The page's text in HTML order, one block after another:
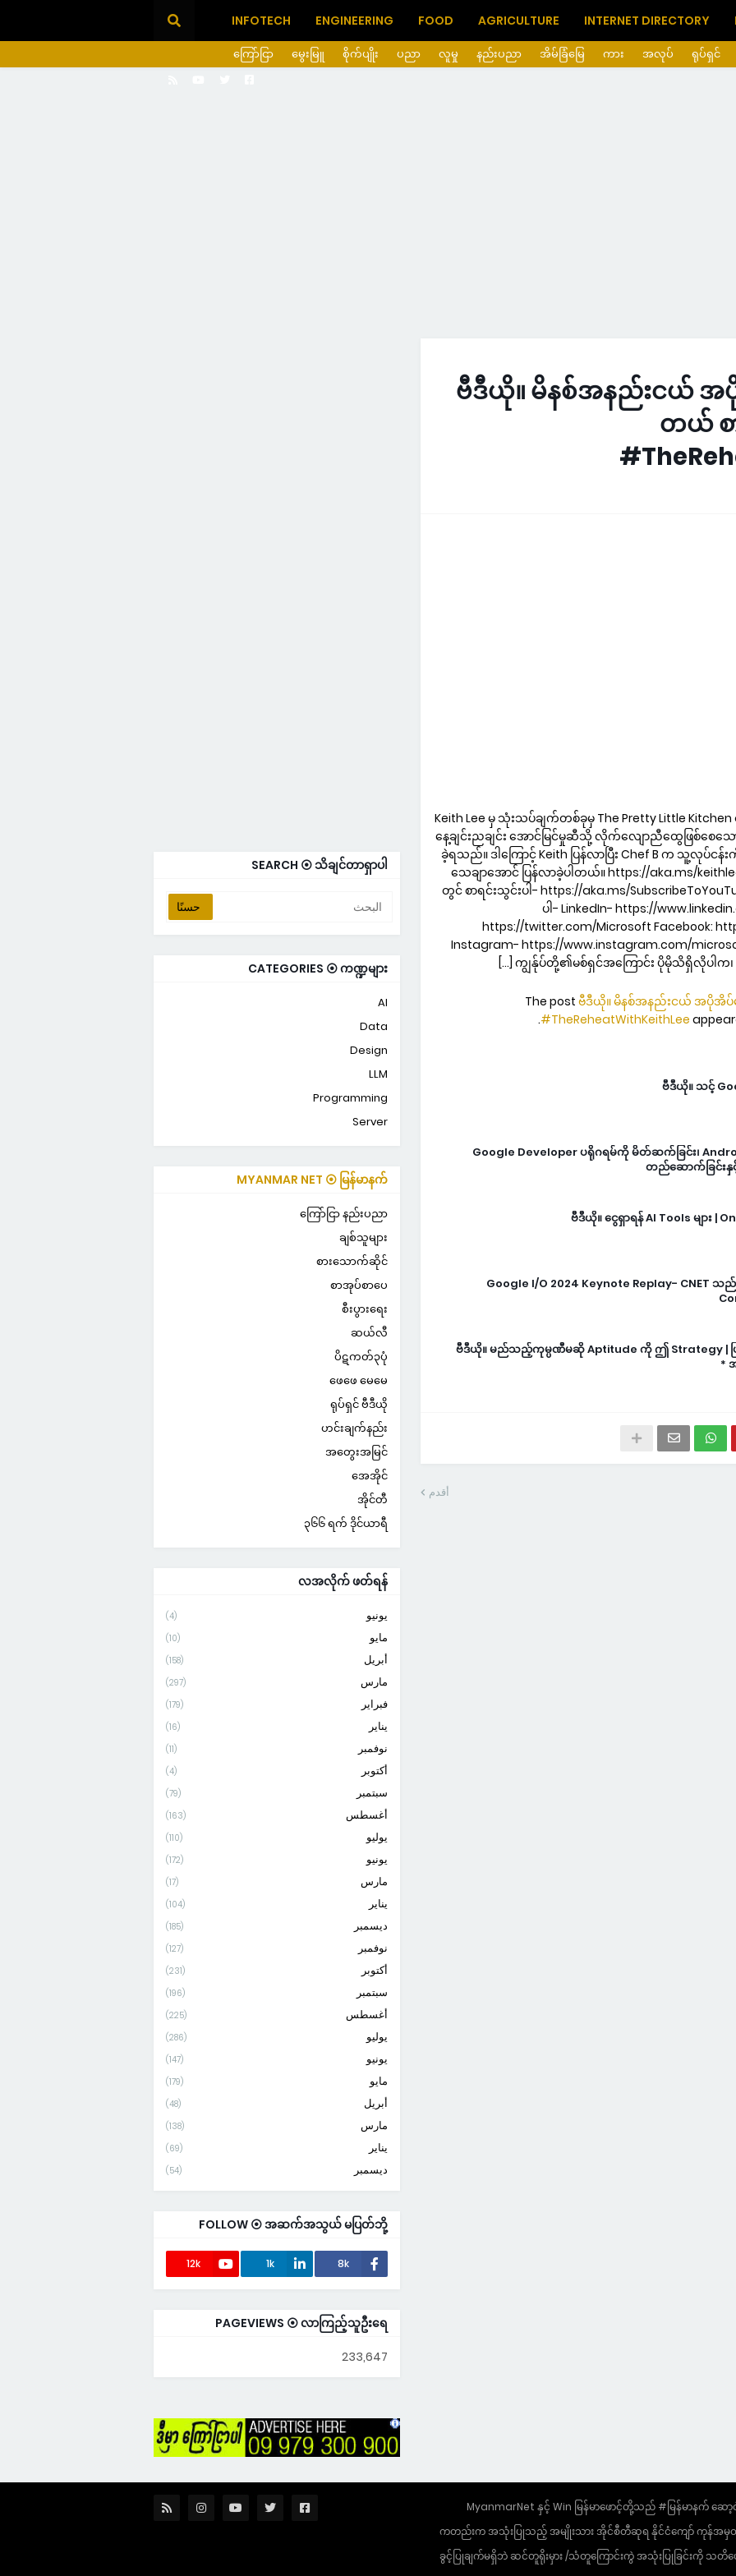
INTERNET DIRECTORY
AGRICULTURE
FOOD
ENGINEERING
INFOTECH
ရုပ်ရှင်
အလုပ်
ကား
အိမ်ခြံမြေ
နည်းပညာ
လူမှု
ပညာ
စိုက်ပျိုး
မွေးမြူ
ကြော်ငြာ
ဗီဒီယို။ မိနစ်အနည်းငယ် အ
တယ် စ
Keith Lee မှ သုံးသပ်ချက်တစ်ခုမှ The Pretty Little
နေ့ချင်းညချင်း အောင်မြင်မှုဆီသို့ လိုက်လျောညီထွေဖြစ်စေသေ
ခဲ့ရသည်။ ဒါကြောင့် Keith ပြန်လာပြီး Chef B က သူ့
သေချာအောင် ပြန်လာခဲ့ပါတယ်။ https://aka.ms/
တွင် စာရင်းသွင်းပါ- https://aka.ms/
ပါ- LinkedIn- https://
https://twitter.com/Microsoft Facebook:
Instagram- https://www.instagram.com/
ကျွန်ုပ်တို့၏မစ်ရှင်အကြောင်း ပိုမိုသိရှိလိုပါက၊
The post ဗီဒီယို။ မိနစ်အနည်းငယ် အပိုအိပ်မ
#TheReheatWithKeithLee
.
ဗီဒီယို။ သင့်
Google Developer ပရိုဂရမ်ကို မိတ်ဆက်ခြင်း၊
တည်ဆောက်ခြင်းနှင့်
ဗီဒီယို။ ငွေရှာရန် AI Tools များ |
Google I/O 2024 Keynote Replay- CNET
ဗီဒီယို။ မည်သည့်ကုမ္ပဏီမဆို Aptitude ကို ဤ Strategy | ဖ
أقدم
SEARCH ⦿ သိချင်တာရှာပါ
CATEGORIES ⦿ ကဏ္ဍများ
AI
Data
Design
LLM
Programming
Server
MYANMAR NET ⦿ မြန်မာနက်
ကြော်ငြာ နည်းပညာ
ချစ်သူများ
စားသောက်ဆိုင်
စာအုပ်စာပေ
စီးပွားရေး
ဆယ်လီ
ပိဋကတ်၃ပုံ
ဖေဖေ မေမေ
ရုပ်ရှင် ဗီဒီယို
ဟင်းချက်နည်း
အတွေးအမြင်
အေအိုင်
အိုင်တီ
၃၆၆ ရက် ဒိုင်ယာရီ
လအလိုက် ဖတ်ရန်
يونيو (4)
مايو (10)
أبريل (158)
مارس (297)
فبراير (179)
يناير (16)
نوفمبر (11)
أكتوبر (4)
سبتمبر (79)
أغسطس (163)
يوليو (110)
يونيو (172)
مارس (17)
يناير (104)
ديسمبر (185)
نوفمبر (127)
أكتوبر (231)
سبتمبر (196)
أغسطس (225)
يوليو (286)
يونيو (147)
مايو (179)
أبريل (48)
مارس (138)
يناير (69)
ديسمبر (54)
FOLLOW ⦿ အဆက်အသွယ် မပြတ်ဘို့
8k
1k
12k
PAGEVIEWS ⦿ လာကြည့်သူဦးရေ
233,647
⦿ #MyanmarNet နှင့် Win မြန်မာဖောင့်တို့သည် #မြန်မာနက် ဆ
ကတည်းက အသုံးပြုသည့် အမျိုးသား အိုင်စီတီဆုရ နိုင်ငံကျော် ကုန်အမှတ်
ခွင့်ပြုချက်မရှိဘဲ ဆင်တူရိုးမှား /သံတူကြောင်းကွဲ အသုံးပြုခြင်းကို သတိပ